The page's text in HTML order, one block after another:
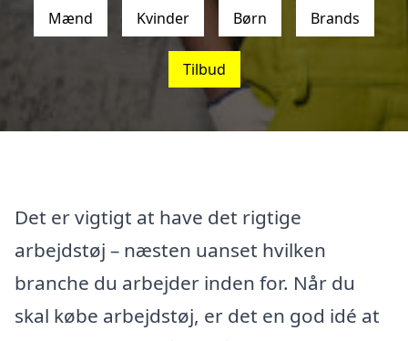
Mænd Kvinder Børn Brands
Tilbud
Det er vigtigt at have det rigtige
arbejdstøj – næsten uanset hvilken
branche du arbejder inden for. Når du
skal købe arbejdstøj, er det en god idé at